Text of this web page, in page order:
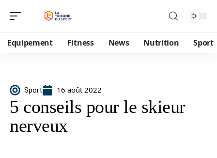
Equipement Fitness News Nutrition Sport
Sport 16 août 2022
5 conseils pour le skieur
nerveux